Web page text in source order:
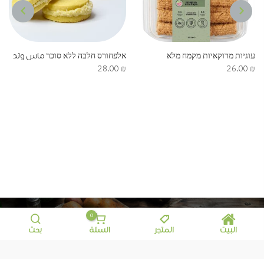
PREVIOUS
עוגיות מרוקאיות מקמח מלא
26.00 ₪
אלפחורס חלבה ללא סוכר ماس وتد
28.00 ₪
البيت المتجر
0
السلة بحث